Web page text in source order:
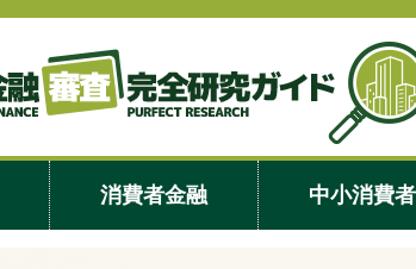
消費者金融 中小消費